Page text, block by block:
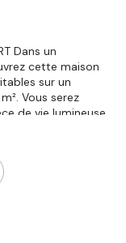
Dans un
cette maison
sur un
Vous serez
de vie lumineuse
:2 chambres, une
l’espace nuit
de bain, un